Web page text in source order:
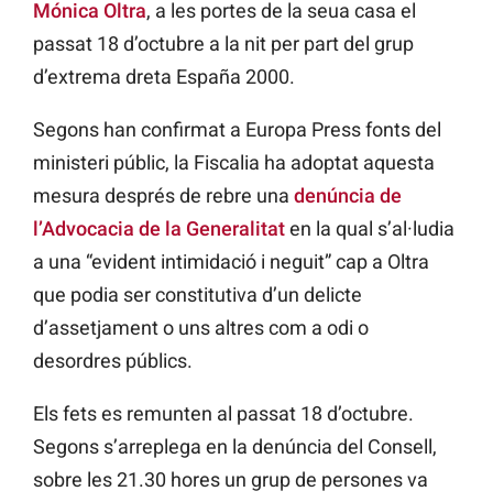
Mónica Oltra, a les portes de la seua casa el
passat 18 d’octubre a la nit per part del grup
d’extrema dreta España 2000.
Segons han confirmat a Europa Press fonts del
ministeri públic, la Fiscalia ha adoptat aquesta
mesura després de rebre una denúncia de
l’Advocacia de la Generalitaten la qual s’al·ludia
a una “evident intimidació i neguit” cap a Oltra
que podia ser constitutiva d’un delicte
d’assetjament o uns altres com a odi o
desordres públics.
Els fets es remunten al passat 18 d’octubre.
Segons s’arreplega en la denúncia del Consell,
sobre les 21.30 hores un grup de persones va